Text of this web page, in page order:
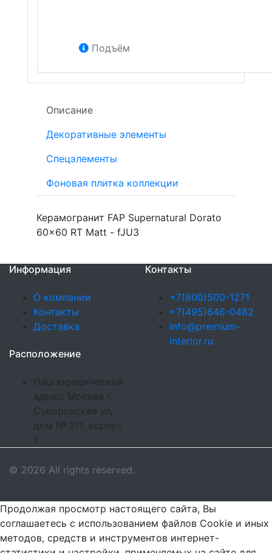
Подъём
Описание
Декоративные элементы
Спецэлементы
Фоновая плитка коллекции
Керамогранит FAP Supernatural Dorato
60x60 RT Matt - fJU3
Информация
О компании
Контакты
Доставка
Контакты
+7(800)500-1271
+7(495)646-0482
info@premium-
interior.ru
Расположение
Наш юридический
адрес: Москва г,
Суворовская ул,
дом № 2/1, корпус
© 2026 All rights reserved.
Продолжая просмотр настоящего сайта, Вы
соглашаетесь с использованием файлов Cookie и иных
методов, средств и инструментов интернет-